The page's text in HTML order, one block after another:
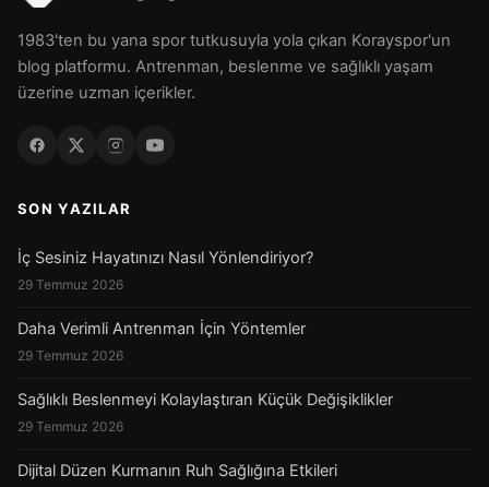
1983'ten bu yana spor tutkusuyla yola çıkan Korayspor'un
blog platformu. Antrenman, beslenme ve sağlıklı yaşam
üzerine uzman içerikler.
SON YAZILAR
İç Sesiniz Hayatınızı Nasıl Yönlendiriyor?
29 Temmuz 2026
Daha Verimli Antrenman İçin Yöntemler
29 Temmuz 2026
Sağlıklı Beslenmeyi Kolaylaştıran Küçük Değişiklikler
29 Temmuz 2026
Dijital Düzen Kurmanın Ruh Sağlığına Etkileri